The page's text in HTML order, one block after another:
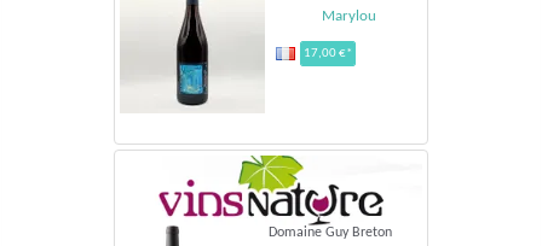
Marylou
17,00 €*
Domaine Guy Breton